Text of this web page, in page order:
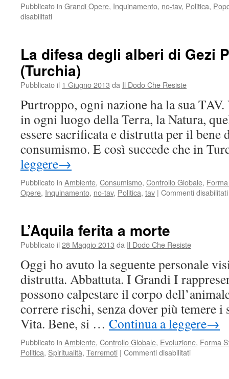
Pubblicato in Grandi Opere, Inquinamento, no-tav, Politica,
disabilitatisu
dei
No
Tav?
Una
sul
“teorema
terrorismo”
La difesa degli alberi di Gezi
(Turchia)
Pubblicato il 1 Giugno 2013 da Il Dodo Che Resiste
Purtroppo, ogni nazione ha la sua
in ogni luogo della Terra, la Natura,
essere sacrificata e distrutta per il bene
consumismo. E così succede che in
leggere→
Pubblicato in Ambiente, Consumismo, Controllo Globale,
Opere, Inquinamento, no-tav, Politica, tav | Commenti disabilitati
L’Aquila ferita a morte
Pubblicato il 28 Maggio 2013 da Il Dodo Che Resiste
Oggi ho avuto la seguente personale
distrutta. Abbattuta. I Grandi I
possono calpestare il corpo
correre rischi, senza dover più temere
Vita. Bene, si … Continua a leggere→
Pubblicato in Ambiente, Controllo Globale, Evoluzione, Forma
Politica, Spiritualità, Terremoti | Commenti disabilitatisu